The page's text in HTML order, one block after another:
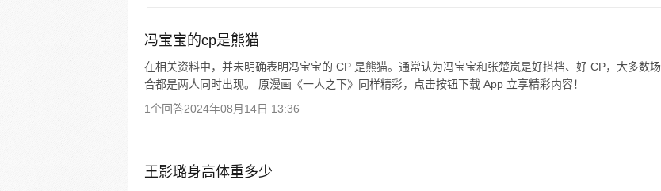
冯宝宝的cp是熊猫
在相关资料中，并未明确表明冯宝宝的 CP 是熊猫。通常认为冯宝宝和张楚岚是好搭档、好 CP，大多数场
合都是两人同时出现。 原漫画《一人之下》同样精彩，点击按钮下载 App 立享精彩内容！
1个回答2024年08月14日 13:36
王影璐身高体重多少